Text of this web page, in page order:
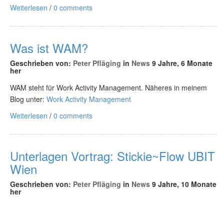
Weiterlesen / 0 comments
Was ist WAM?
Geschrieben von: Peter Pfläging in News 9 Jahre, 6 Monate
her
WAM steht für Work Activity Management. Näheres in meinem
Blog unter: Work Activity Management
Weiterlesen / 0 comments
Unterlagen Vortrag: Stickie~Flow UBIT
Wien
Geschrieben von: Peter Pfläging in News 9 Jahre, 10 Monate
her